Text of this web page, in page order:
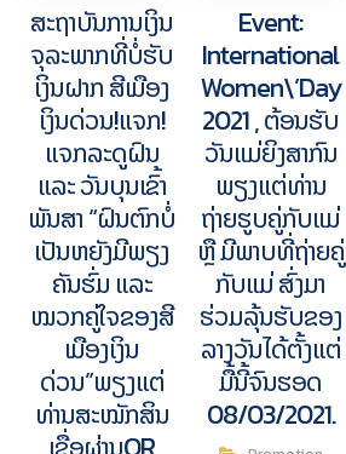
ສະຖາບັນການເງິນ
ຈຸລະພາກທີ່ບໍ່ຮັບ
ເງິນຝາກ ສີເມືອງ
ເງິນດ່ວນ!ແຈກ!
ແຈກລະດູຝົນ
ແລະ ວັນບຸນເຂົ້າ
ພັນສາ “ຝົນຕົກບໍ່
ເປັນຫຍັງມີພຽງ
ຄັນຮົ່ມ ແລະ
ໝວກຄູ່ໃຈຂອງສີ
ເມືອງເງິນ
ດ່ວນ”ພຽງແຕ່
ທ່ານສະໝັກສິນ
Event:
International
Women\’Day
2021 , ຕ້ອນຮັບ
ວັນແມ່ຍິງສາກົນ
ພຽງແຕ່ທ່ານ
ຖ່າຍຮູບຄູ່ກັບແມ່
ຫຼື ມີພາບທີ່ຖ່າຍຄູ່
ກັບແມ່ ສົ່ງມາ
ຮ່ວມລຸ້ນຮັບຂອງ
ລາງວັນໄດ້ຕັ້ງແຕ່
ມື້ນີ້ຈົນຮອດ
08/03/2021.